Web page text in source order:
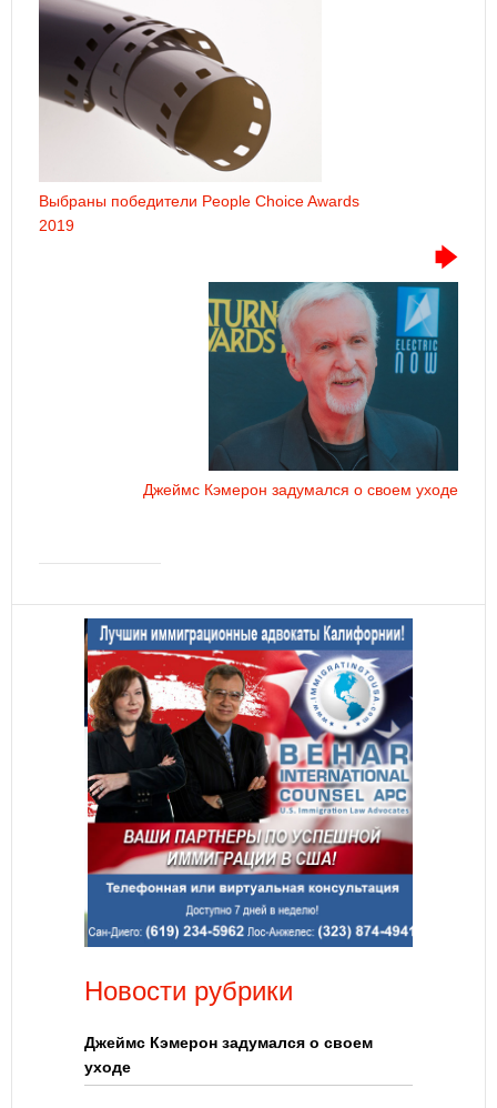
Выбраны победители People Choice Awards
2019
Джеймс Кэмерон задумался о своем уходе
Новости рубрики
Джеймс Кэмерон задумался о своем
уходе